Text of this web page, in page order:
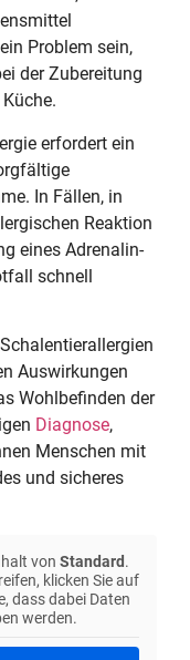
Problem sein,
der Zubereitung
erfordert ein
In Fällen, in
Reaktion
eines Adrenalin-
schnell
Auswirkungen
Wohlbefinden der
Diagnose,
Menschen mit
und sicheres
von Standard.
klicken Sie auf
dass dabei Daten
werden.